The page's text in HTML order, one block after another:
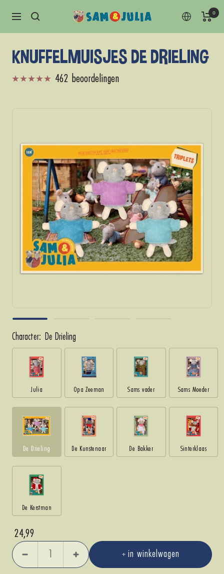
naar
content
Navigatie
Sam
&
0
KNUFFELMUISJES DE DRIELING
462 beoordelingen
Character: De Drieling
Julia Opa Zeeman Sams vader Sams Moeder
De Drieling De Kunstenaar De Bakker Sinterklaas
De Kerstman
Aanbieding
24,99
Aantal
in winkelwagen